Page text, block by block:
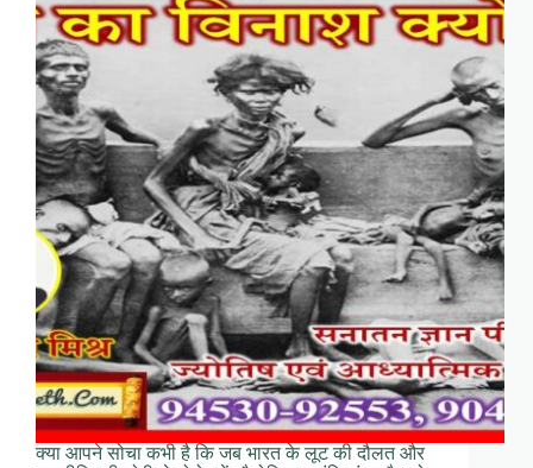
क्या आपने सोचा कभी है कि जब भारत के लूट की दौलत और